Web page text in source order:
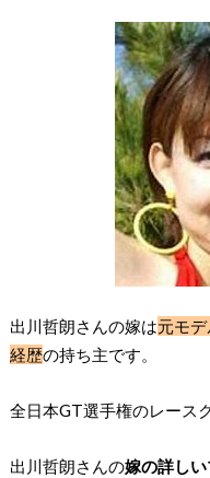
出川哲朗さんの嫁は元モ
経歴の持ち主です。
全日本GT選手権のレース
出川哲朗さんの嫁の詳し